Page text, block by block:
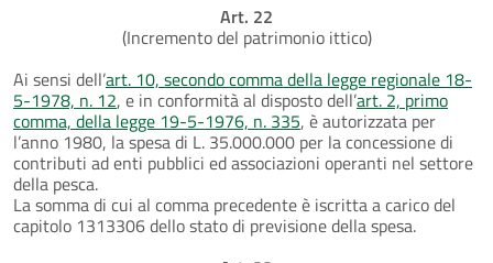
Art. 22
(Incremento del patrimonio ittico)
Ai sensi dell’art. 10, secondo comma della legge regionale 18-
5-1978, n. 12, e in conformità al disposto dell’art. 2, primo
comma, della legge 19-5-1976, n. 335, è autorizzata per
l’anno 1980, la spesa di L. 35.000.000 per la concessione di
contributi ad enti pubblici ed associazioni operanti nel settore
della pesca.
La somma di cui al comma precedente è iscritta a carico del
capitolo 1313306 dello stato di previsione della spesa.